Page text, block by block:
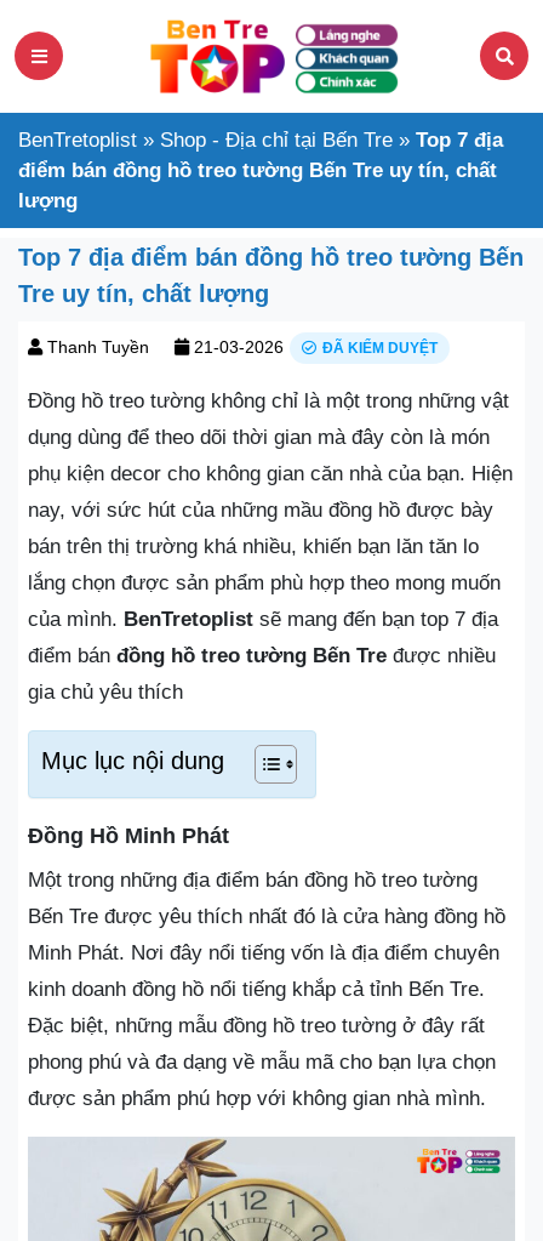
BenTretoplist » Shop - Địa chỉ tại Bến Tre » Top 7 địa
điểm bán đồng hồ treo tường Bến Tre uy tín, chất
lượng
Top 7 địa điểm bán đồng hồ treo tường Bến
Tre uy tín, chất lượng
Thanh Tuyền 21-03-2026 ĐÃ KIỂM DUYỆT
Đồng hồ treo tường không chỉ là một trong những vật
dụng dùng để theo dõi thời gian mà đây còn là món
phụ kiện decor cho không gian căn nhà của bạn. Hiện
nay, với sức hút của những mầu đồng hồ được bày
bán trên thị trường khá nhiều, khiến bạn lăn tăn lo
lắng chọn được sản phẩm phù hợp theo mong muốn
của mình. BenTretoplist sẽ mang đến bạn top 7 địa
điểm bán đồng hồ treo tường Bến Tre được nhiều
gia chủ yêu thích
Mục lục nội dung
Đồng Hồ Minh Phát
Một trong những địa điểm bán đồng hồ treo tường
Bến Tre được yêu thích nhất đó là cửa hàng đồng hồ
Minh Phát. Nơi đây nổi tiếng vốn là địa điểm chuyên
kinh doanh đồng hồ nổi tiếng khắp cả tỉnh Bến Tre.
Đặc biệt, những mẫu đồng hồ treo tường ở đây rất
phong phú và đa dạng về mẫu mã cho bạn lựa chọn
được sản phẩm phú hợp với không gian nhà mình.